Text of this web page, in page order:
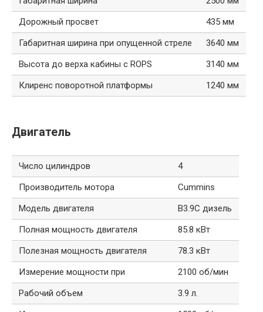
Дорожный просвет
435 мм
Габаритная ширина при опущенной стреле
3640 мм
Высота до верха кабины с ROPS
3140 мм
Клиренс поворотной платформы
1240 мм
Двигатель
Число цилиндров
4
Производитель мотора
Cummins
Модель двигателя
B3.9C дизель
Полная мощность двигателя
85.8 кВт
Полезная мощность двигателя
78.3 кВт
Измерение мощности при
2100 об/мин
Рабочий объем
3.9 л.